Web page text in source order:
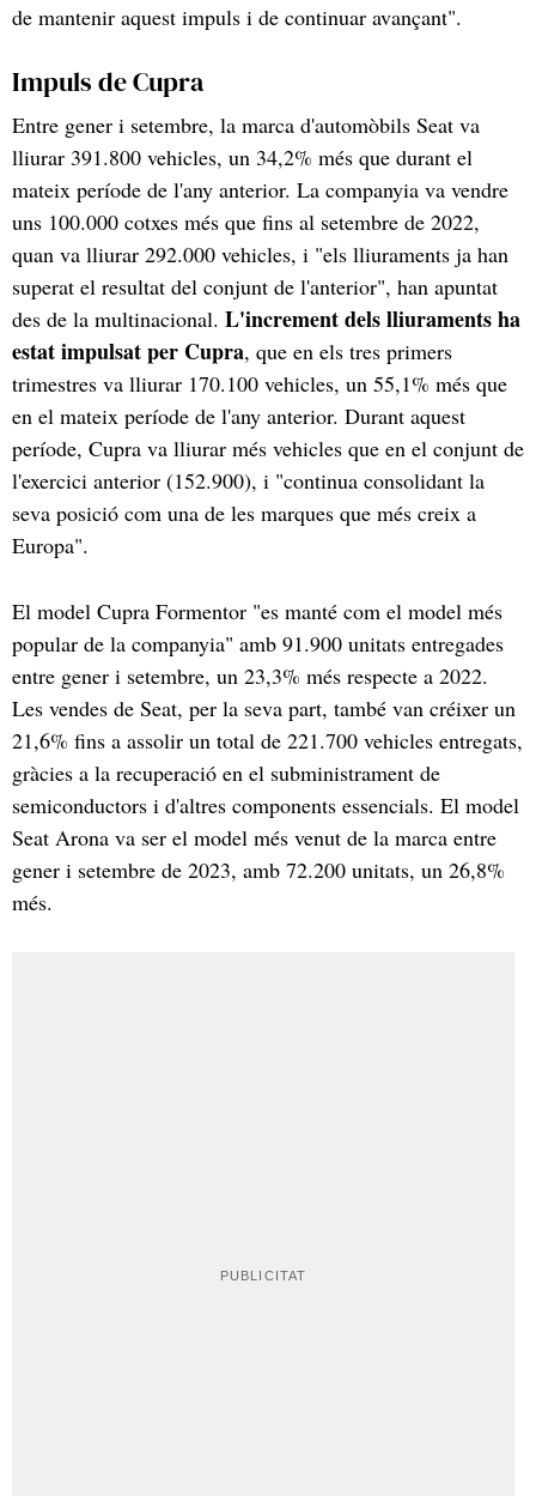
de mantenir aquest impuls i de continuar avançant".
Impuls de Cupra
Entre gener i setembre, la marca d'automòbils Seat va
lliurar 391.800 vehicles, un 34,2% més que durant el
mateix període de l'any anterior. La companyia va vendre
uns 100.000 cotxes més que fins al setembre de 2022,
quan va lliurar 292.000 vehicles, i "els lliuraments ja han
superat el resultat del conjunt de l'anterior", han apuntat
des de la multinacional. L'increment dels lliuraments ha
estat impulsat per Cupra, que en els tres primers
trimestres va lliurar 170.100 vehicles, un 55,1% més que
en el mateix període de l'any anterior. Durant aquest
període, Cupra va lliurar més vehicles que en el conjunt de
l'exercici anterior (152.900), i "continua consolidant la
seva posició com una de les marques que més creix a
Europa".
El model Cupra Formentor "es manté com el model més
popular de la companyia" amb 91.900 unitats entregades
entre gener i setembre, un 23,3% més respecte a 2022.
Les vendes de Seat, per la seva part, també van créixer un
21,6% fins a assolir un total de 221.700 vehicles entregats,
gràcies a la recuperació en el subministrament de
semiconductors i d'altres components essencials. El model
Seat Arona va ser el model més venut de la marca entre
gener i setembre de 2023, amb 72.200 unitats, un 26,8%
més.